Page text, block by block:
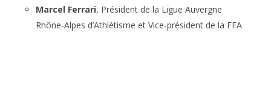
Marcel Ferrari, Président de la Ligue Auvergne
Rhône-Alpes d’Athlétisme et Vice-président de la FFA